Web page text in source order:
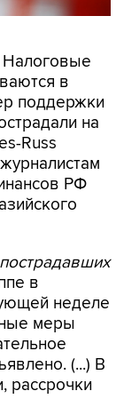
Налоговые
в
поддержки
на
Russ
РФ
в
неделе
меры
(...) В
рассрочки